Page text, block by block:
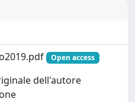
Open access
dell'autore